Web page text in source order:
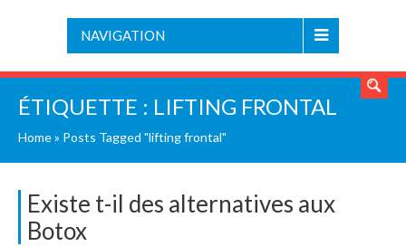
NAVIGATION
ÉTIQUETTE : LIFTING FRONTAL
Home» Posts Tagged "lifting frontal"
Existe t-il des alternatives aux
Botox